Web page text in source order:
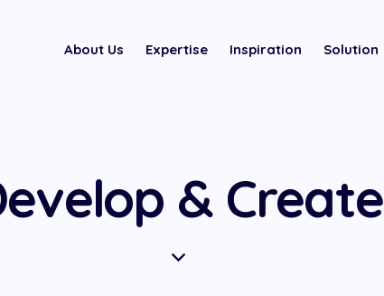
About Us Expertise Inspiration Solution
& Create